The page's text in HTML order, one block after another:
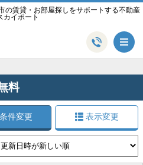
の賃貸・お部屋探しをサポートする不動産
カイポート
料
条件変更 表示変更